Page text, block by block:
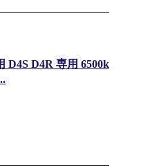
D4S D4R 専用 6500k